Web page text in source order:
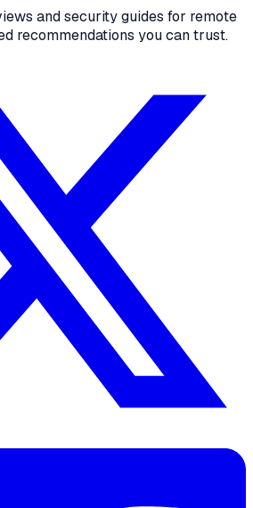
and security guides for remote
recommendations you can trust.